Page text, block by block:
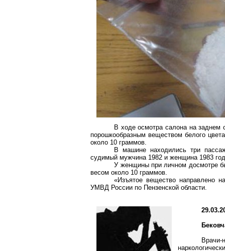
В ходе осмотра салона на заднем
порошкообразным веществом белого
около 10 граммов.
В машине находились три
судимый мужчина 1982 и женщина 1983
У женщины при личном досмотре
весом около 10 граммов.
«Изъятое вещество направлено
УМВД России по Пензенской области.